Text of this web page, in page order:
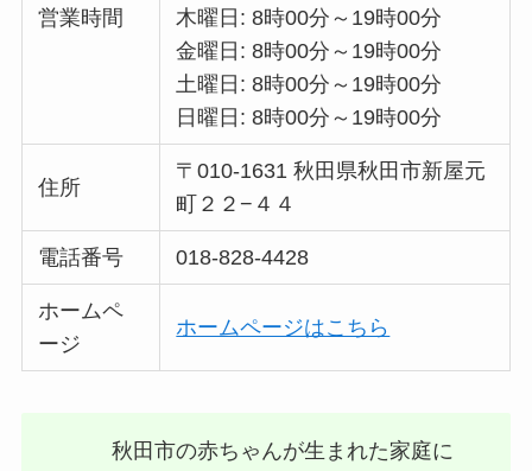
営業時間
木曜日: 8時00分～19時00分
金曜日: 8時00分～19時00分
土曜日: 8時00分～19時00分
日曜日: 8時00分～19時00分
住所
〒010-1631 秋田県秋田市新屋元
町２２−４４
電話番号 018-828-4428
ホームペ
ージ
ホームページはこちら
秋田市の赤ちゃんが生まれた家庭に